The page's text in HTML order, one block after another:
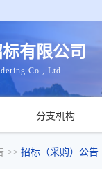
有限公司
Co., Ltd
分支机构
>> 招标（采购）公告